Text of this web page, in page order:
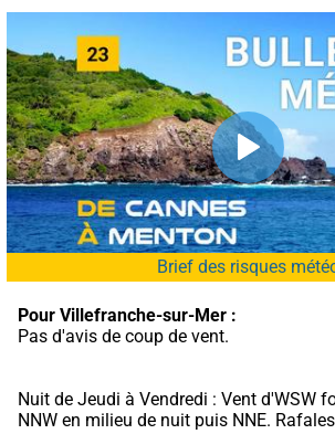
Brief des risques
Pour Villefranche-sur-Mer :
Pas d'avis de coup de vent.
Nuit de Jeudi à Vendredi : Vent d'WSW
NNW en milieu de nuit puis NNE.